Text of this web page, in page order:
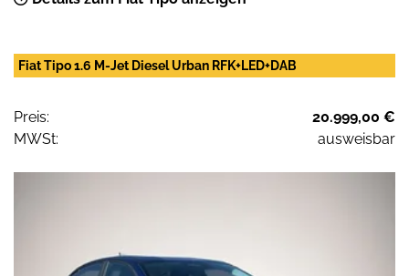
Fiat Tipo 1.6 M-Jet Diesel Urban RFK+LED+DAB
Preis:
20.999,00 €
MWSt:
ausweisbar